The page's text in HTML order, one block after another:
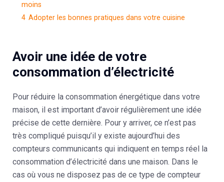
moins
4 Adopter les bonnes pratiques dans votre cuisine
Avoir une idée de votre
consommation d’électricité
Pour réduire la consommation énergétique dans votre
maison, il est important d’avoir régulièrement une idée
précise de cette dernière. Pour y arriver, ce n’est pas
très compliqué puisqu’il y existe aujourd’hui des
compteurs communicants qui indiquent en temps réel la
consommation d’électricité dans une maison. Dans le
cas où vous ne disposez pas de ce type de compteur